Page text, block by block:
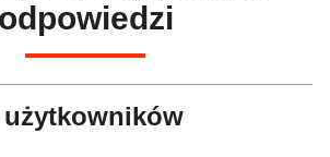
odpowiedzi
użytkowników